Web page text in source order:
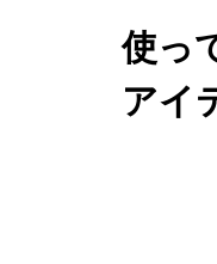
使っ
アイ